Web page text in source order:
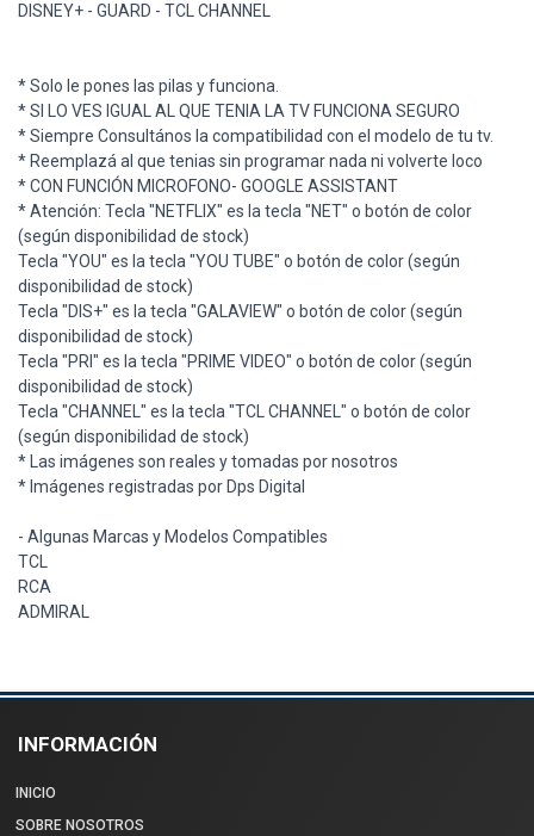
DISNEY+ - GUARD - TCL CHANNEL
* Solo le pones las pilas y funciona.
* SI LO VES IGUAL AL QUE TENIA LA TV FUNCIONA SEGURO
* Siempre Consultános la compatibilidad con el modelo de tu tv.
* Reemplazá al que tenias sin programar nada ni volverte loco
* CON FUNCIÓN MICROFONO- GOOGLE ASSISTANT
* Atención: Tecla "NETFLIX" es la tecla "NET" o botón de color
(según disponibilidad de stock)
Tecla "YOU" es la tecla "YOU TUBE" o botón de color (según
disponibilidad de stock)
Tecla "DIS+" es la tecla "GALAVIEW" o botón de color (según
disponibilidad de stock)
Tecla "PRI" es la tecla "PRIME VIDEO" o botón de color (según
disponibilidad de stock)
Tecla "CHANNEL" es la tecla "TCL CHANNEL" o botón de color
(según disponibilidad de stock)
* Las imágenes son reales y tomadas por nosotros
* Imágenes registradas por Dps Digital
- Algunas Marcas y Modelos Compatibles
TCL
RCA
ADMIRAL
INFORMACIÓN
INICIO
SOBRE NOSOTROS